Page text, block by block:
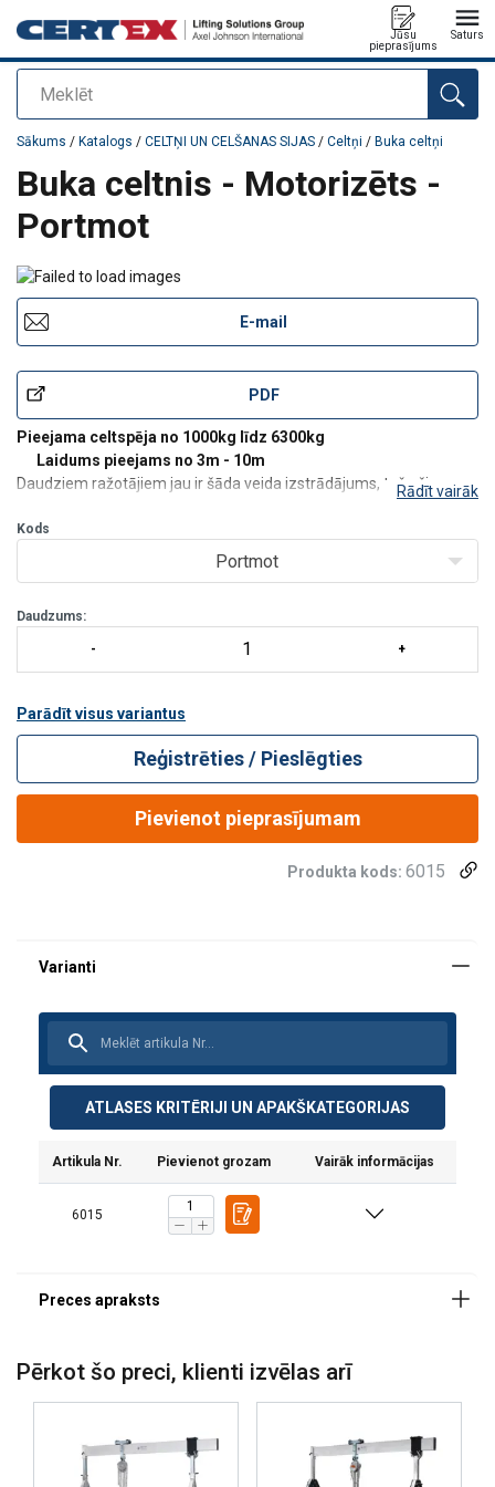
Meklēt
Jūsu
pieprasījums
Saturs
Pievienots jūsu pasūtījumam
Sākums / Katalogs / CELTŅI UN CELŠANAS SIJAS / Celtņi / Buka celtņi
Buka celtnis - Motorizēts -
Portmot
E-mail
PDF
Pieejama celtspēja no 1000kg līdz 6300kg
Laidums pieejams no 3m - 10m
Daudziem ražotājiem jau ir šāda veida izstrādājums, taču šis
pagriezties visos virzienos,
Rādīt vairāk
Kods
Portmot
Daudzums:
Parādīt visus variantus
Reģistrēties / Pieslēgties
Pievienot pieprasījumam
Produkta kods: 6015
ATLASES KRITĒRIJI UN APAKŠKATEGORIJAS
Artikula Nr. Pievienot grozam Vairāk informācijas
6015
Pērkot šo preci, klienti izvēlas arī
ENGLISH TRANSLATION
Šajā tīmekļa vietnē tiek
Mēs izmantojam sīkfailus, lai